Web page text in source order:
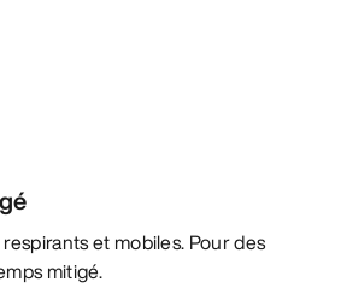
et mobiles. Pour des
mitigé.